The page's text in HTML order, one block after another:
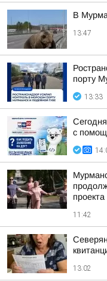
В
13:47
порту
13:33
с
11:42
13:02